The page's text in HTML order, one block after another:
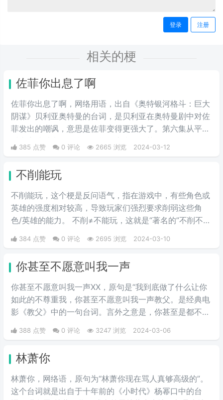
登录 注册
相关的梗
佐菲你出息了啊
佐菲你出息了啊，网络用语，出自《奥特银河格斗：巨大
阴谋》贝利亚奥特曼的台词，是贝利亚在奥特曼剧中对佐
菲发出的嘲讽，意思是佐菲变得更强大了。第六集从平行
时空穿越过来的贝利亚早期形态嘲讽佐菲，你还有星星的
标志啊，佐菲你出息了。
385 点赞 0 评论 2665 浏览 2024-03-12
不削能玩
不削能玩，这个梗是反问语气，指在游戏中，有些角色或
英雄的强度相对较高，导致玩家们强烈要求削弱这些角
色/英雄的能力。 不削≠不能玩，这就是“著名的”不削不等
384 点赞 0 评论 2695 浏览 2024-03-10
你甚至不愿意叫我一声
你甚至不愿意叫我一声XX，原句是“我到底做了什么让你
如此的不尊重我，你甚至不愿意叫我一声教父。是经典电
影《教父》中的一句台词。言外之意是，你甚至是都不拿
388 点赞 0 评论 3247 浏览 2024-03-06
林萧你
林萧你，网络语，原句为“林萧你现在骂人真够高级的”。
这个台词就是出自于十年前的《小时代》杨幂口中的台